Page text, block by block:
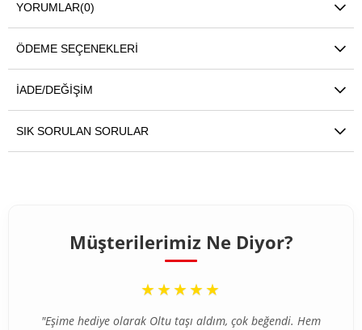
YORUMLAR(0)
ÖDEME SEÇENEKLERI
İADE/DEĞIŞIM
SIK SORULAN SORULAR
Müşterilerimiz Ne Diyor?
“
★★★★★
"Eşime hediye olarak Oltu taşı aldım, çok beğendi. Hem